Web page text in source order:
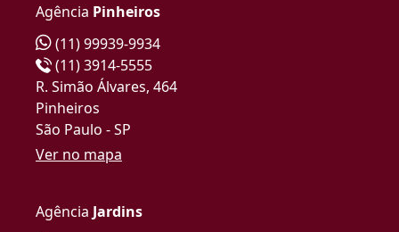
Agência Pinheiros
(11) 99939-9934
(11) 3914-5555
R. Simão Álvares, 464
Pinheiros
São Paulo - SP
Ver no mapa
Agência Jardins